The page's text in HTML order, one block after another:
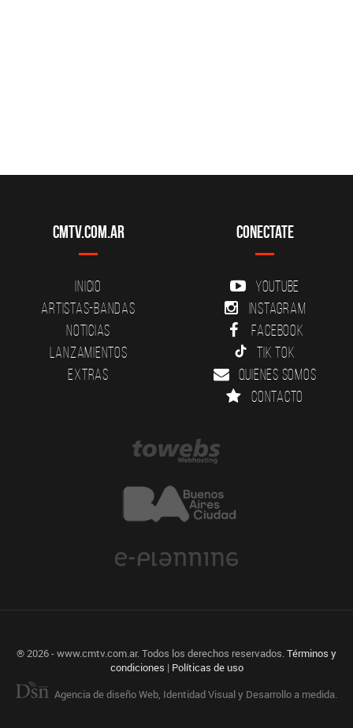
CMTV.com.ar
Inicio
Artistas-Bandas
Noticias
Lanzamientos
Extras
Conectate
YouTube
Instagram
Facebook
Tik Tok
Quienes somos
Contacto
® 2026 - www.cmtv.com.ar. Todos los derechos reservados.Términos y
condiciones | Políticas de uso
Agencia de diseño Web, Identidad Visual y Desarrollo a medida.